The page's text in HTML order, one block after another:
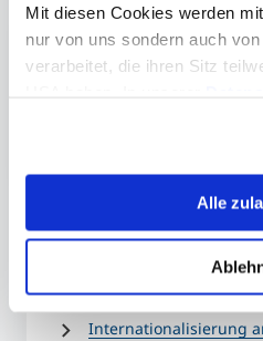
Mit diesen Cookies werden
nur von uns sondern auch
verarbeitet, die ihren Sitz
erklären Ihnen genau, was
USA bedeuten kann.
Alle
Mehr Informationen
Internationalisierung